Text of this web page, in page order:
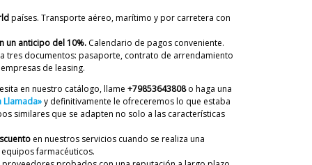
países. Transporte aéreo, marítimo y por carretera con
un anticipo del 10%. Calendario de pagos conveniente.
tres documentos: pasaporte, contrato de arrendamiento
de leasing.
en nuestro catálogo, llame +79853643808o haga una
Llamada»y definitivamente le ofreceremos lo que estaba
similares que se adapten no solo a las características
en nuestros servicios cuando se realiza una
farmacéuticos.
25 Quiero hacer un pedido con
Hemos verificado la información de su
la fábrica ha detenido la producción de
Envíe al correo una descripción de su
con su gerente. Ayudaremos en cualquier